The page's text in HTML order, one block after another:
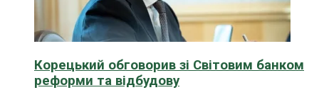
Корецький обговорив зі Світовим банком
реформи та відбудову